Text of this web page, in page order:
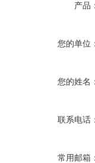
产品
您的单位
您的姓名
联系电话
常用邮箱